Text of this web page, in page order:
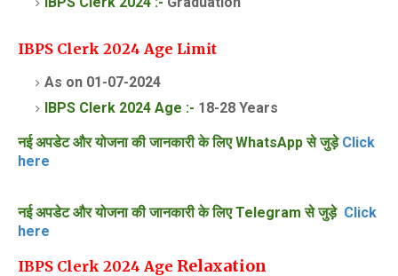
IBPS Clerk 2024 Age Limit
As on 01-07-2024
IBPS Clerk 2024 Age :- 18-28 Years
नई अपडेट और योजना की जानकारी के लिए WhatsApp से जुड़ेClick
here
नई अपडेट और योजना की जानकारी के लिए Telegram से जुड़ेClick
here
IBPS Clerk 2024 Age Relaxation